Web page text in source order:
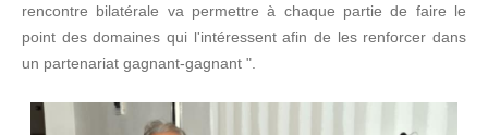
rencontre bilatérale va permettre à chaque partie de faire le
point des domaines qui l'intéressent afin de les renforcer dans
un partenariat gagnant-gagnant ".